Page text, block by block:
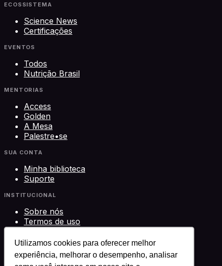
Utilizamos cookies para oferecer melhor
experiência, melhorar o desempenho, analisar
ECOSSISTEMA
Science News
Certificações
EVENTOS
Todos
Nutrição Brasil
MENTORIAS
Access
Golden
A Mesa
Palestre•se
SUA CONTA
Minha biblioteca
Suporte
INSTITUCIONAL
Sobre nós
Termos de uso
Privacidade
Contato
2026Science Play Cursos LTDA · CNPJ